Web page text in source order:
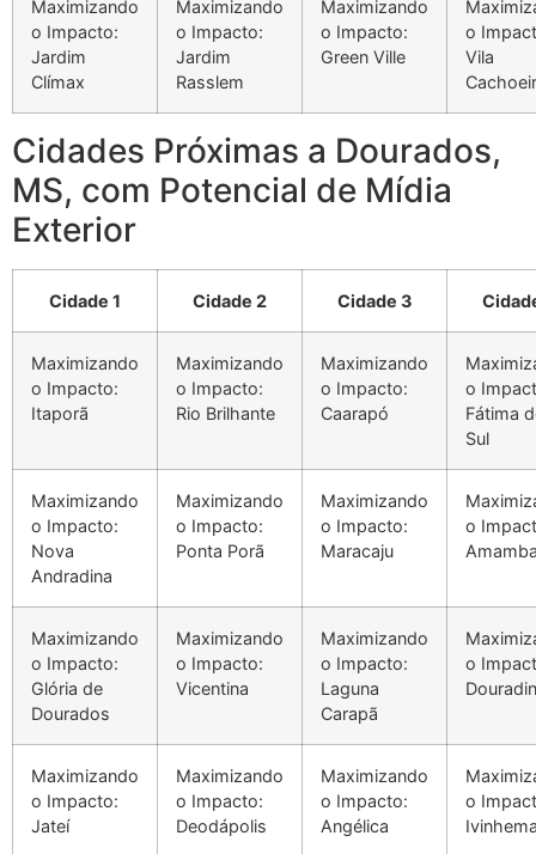
Maximizando
o Impacto:
Jardim
Clímax
Maximizando
o Impacto:
Jardim
Rasslem
Maximizando
o Impacto:
Green Ville
o
Vila
Cidades Próximas a Dourados,
MS, com Potencial de Mídia
Exterior
Cidade 1 Cidade 2 Cidade 3
Maximizando
o Impacto:
Itaporã
Maximizando
o Impacto:
Rio Brilhante
Maximizando
o Impacto:
Caarapó
o
Fátima
Sul
Maximizando
o Impacto:
Nova
Andradina
Maximizando
o Impacto:
Ponta Porã
Maximizando
o Impacto:
Maracaju
o
Maximizando
o Impacto:
Glória de
Dourados
Maximizando
o Impacto:
Vicentina
Maximizando
o Impacto:
Laguna
Carapã
o
Maximizando
o Impacto:
Jateí
Maximizando
o Impacto:
Deodápolis
Maximizando
o Impacto:
Angélica
o